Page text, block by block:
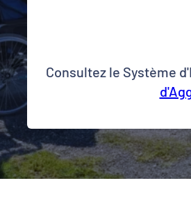
Consultez le Système